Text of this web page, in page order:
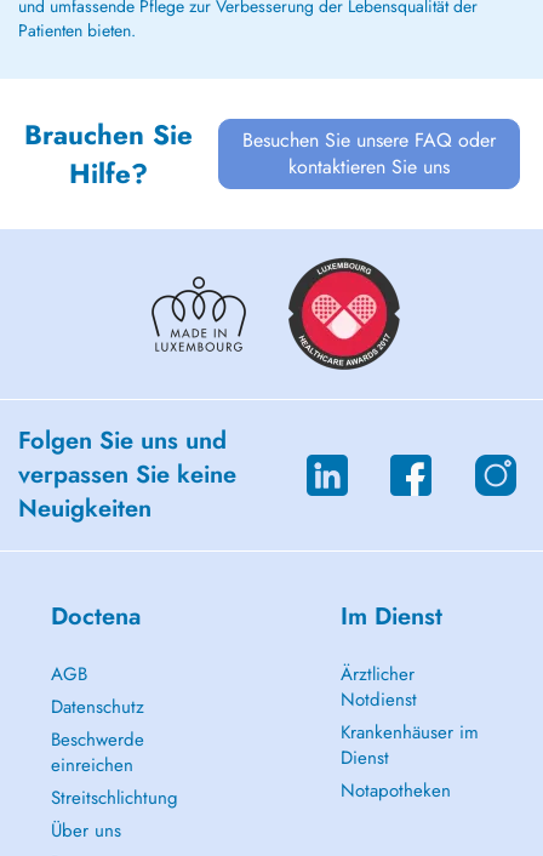
und umfassende Pflege zur Verbesserung der Lebensqualität der
Patienten bieten.
Brauchen Sie
Hilfe?
Besuchen Sie unsere FAQ oder
kontaktieren Sie uns
Folgen Sie uns und
verpassen Sie keine
Neuigkeiten
Doctena
AGB
Datenschutz
Beschwerde
einreichen
Streitschlichtung
Über uns
Im Dienst
Ärztlicher
Notdienst
Krankenhäuser im
Dienst
Notapotheken